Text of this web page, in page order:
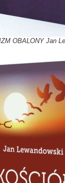
OBALONY Jan